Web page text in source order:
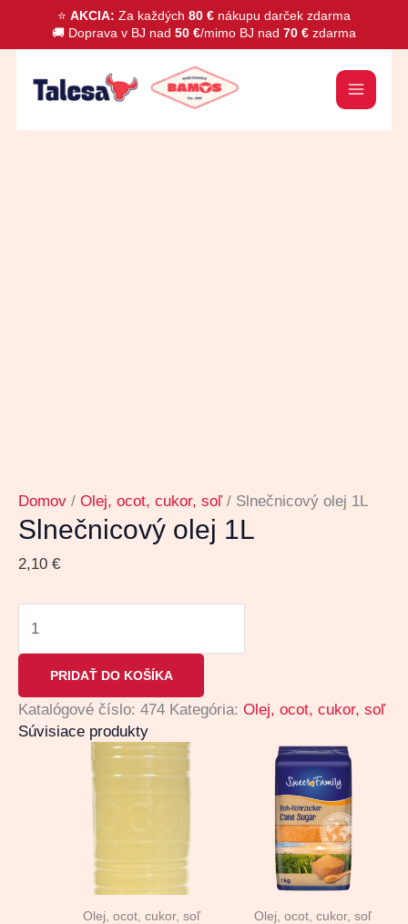
⭐ AKCIA: Za každých 80 € nákupu darček zdarma
🚚 Doprava v BJ nad 50 €/mimo BJ nad 70 € zdarma
Preskočiť
Domov / Olej, ocot, cukor, soľ/ Slnečnicový olej 1L
Slnečnicový olej 1L
2,10 €
Slnečnicový
1L
PRIDAŤ DO KOŠÍKA
Katalógové číslo: 474 Kategória: Olej, ocot, cukor, soľ
Súvisiace produkty
Olej, ocot, cukor, soľ Olej, ocot, cukor, soľ